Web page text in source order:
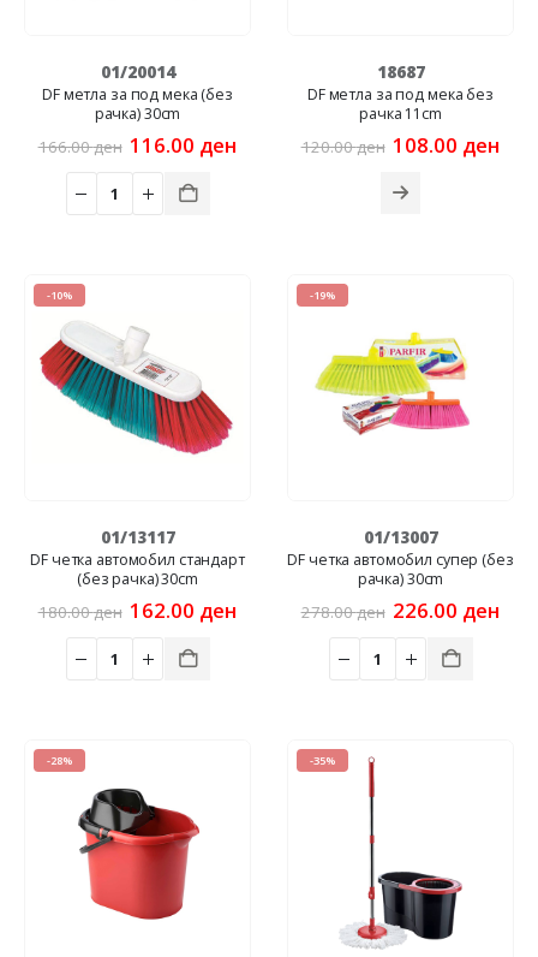
01/20014
DF метла за под мека (без
рачка) 30cm
166.00ден Original
was:
166.00 ден.
116.00 ден Current
18687
DF метла за под мека без
рачка 11cm
120.00ден Original
was:
120.00 ден.
108.00 ден
-10%
01/13117
DF четка автомобил стандарт
(без рачка) 30cm
180.00ден Original
was:
180.00 ден.
162.00 ден Current
162.00 ден.
-19%
01/13007
DF четка автомобил супер (без
рачка) 30cm
278.00ден Original
was:
278.00 ден.
226.00 ден
-28% -35%